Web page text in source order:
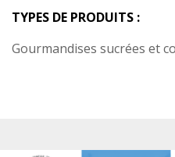
TYPES DE PRODUITS :
Gourmandises sucrées et